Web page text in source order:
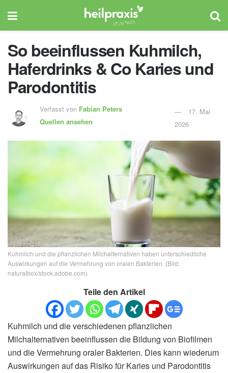
So beeinflussen Kuhmilch,
Haferdrinks & Co Karies und
Parodontitis
Verfasst von Fabian Peters
Quellen ansehen
17. Mai
2026
Kuhmilch und die pflanzlichen Milchalternativen haben unterschiedliche
Auswirkungen auf die Vermehrung von oralen Bakterien. (Bild:
naturalbox/stock.adobe.com)
Teile den Artikel
Kuhmilch und die verschiedenen pflanzlichen
Milchalternativen beeinflussen die Bildung von Biofilmen
und die Vermehrung oraler Bakterien. Dies kann wiederum
Auswirkungen auf das Risiko für Karies und Parodontitis